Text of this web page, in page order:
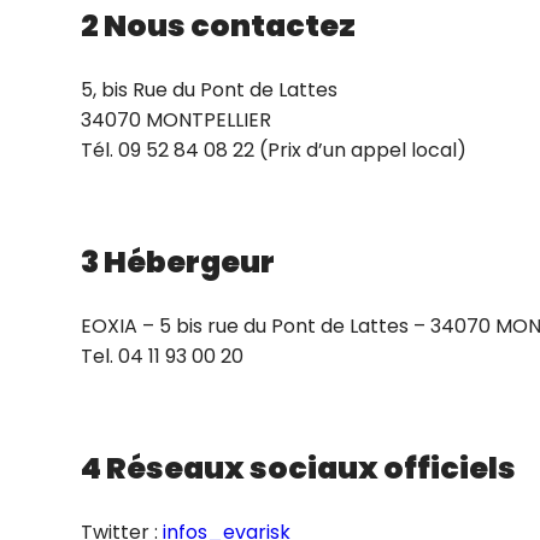
2 Nous contactez
5, bis Rue du Pont de Lattes
34070 MONTPELLIER
Tél. 09 52 84 08 22 (Prix d’un appel local)
3 Hébergeur
EOXIA – 5 bis rue du Pont de Lattes – 34070
Tel. 04 11 93 00 20
4 Réseaux sociaux officiels
Twitter :infos_evarisk